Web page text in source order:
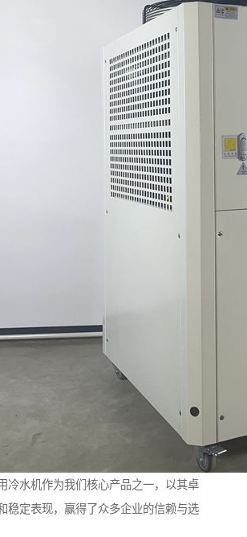
冷水机作为我们核心产品之一，以其卓
稳定表现，赢得了众多企业的信赖与选